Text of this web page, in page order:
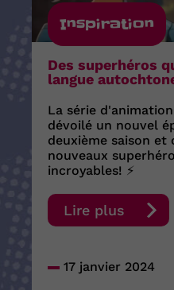
Inspiration
Des superhéros
langue
La série
dévoilé un nouvel
deuxième saison et
nouveaux
incroyables! ⚡️
Lire plus
17 janvier 2024